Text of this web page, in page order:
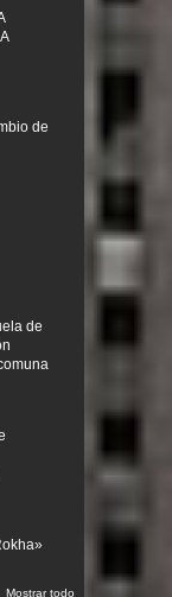
de
de
Mostrar todo